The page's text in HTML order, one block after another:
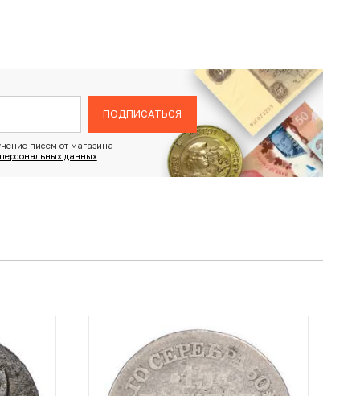
ПОДПИСАТЬСЯ
писем от магазина
данных